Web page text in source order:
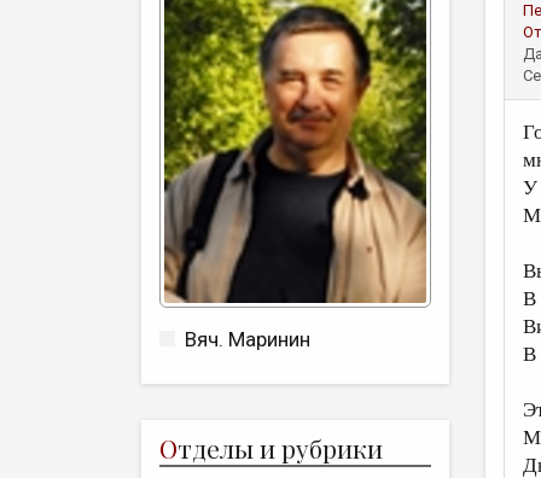
Вяч. Маринин
Отделы и рубрики
У
В
В